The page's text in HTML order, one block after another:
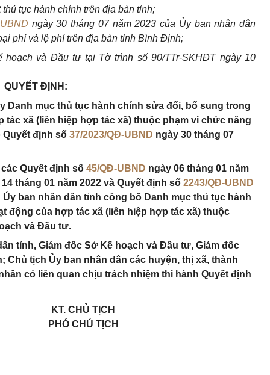
tục hành chính trên địa bàn tỉnh;
ngày 30 tháng 07 năm 2023 của Ủy ban nhân dân
phí và lệ phí trên địa bàn tỉnh Bình Định;
hoạch và Đầu tư tại Tờ trình số 90/TTr-SKHĐT ngày 10
QUYẾT ĐỊNH:
Danh mục thủ tục hành chính sửa đổi, bổ sung trong
xã (liên hiệp hợp tác xã) thuộc phạm vi chức năng
định số 37/2023/QĐ-UBND ngày 30 tháng 07
Quyết định số 45/QĐ-UBND ngày 06 tháng 01 năm
tháng 01 năm 2022 và Quyết định số 2243/QĐ-UBND
ban nhân dân tỉnh công bố Danh mục thủ tục hành
động của hợp tác xã (liên hiệp hợp tác xã) thuộc
và Đầu tư.
tỉnh, Giám đốc Sở Kế hoạch và Đầu tư, Giám đốc
Chủ tịch Ủy ban nhân dân các huyện, thị xã, thành
có liên quan chịu trách nhiệm thi hành Quyết định
KT. CHỦ TỊCH
PHÓ CHỦ TỊCH